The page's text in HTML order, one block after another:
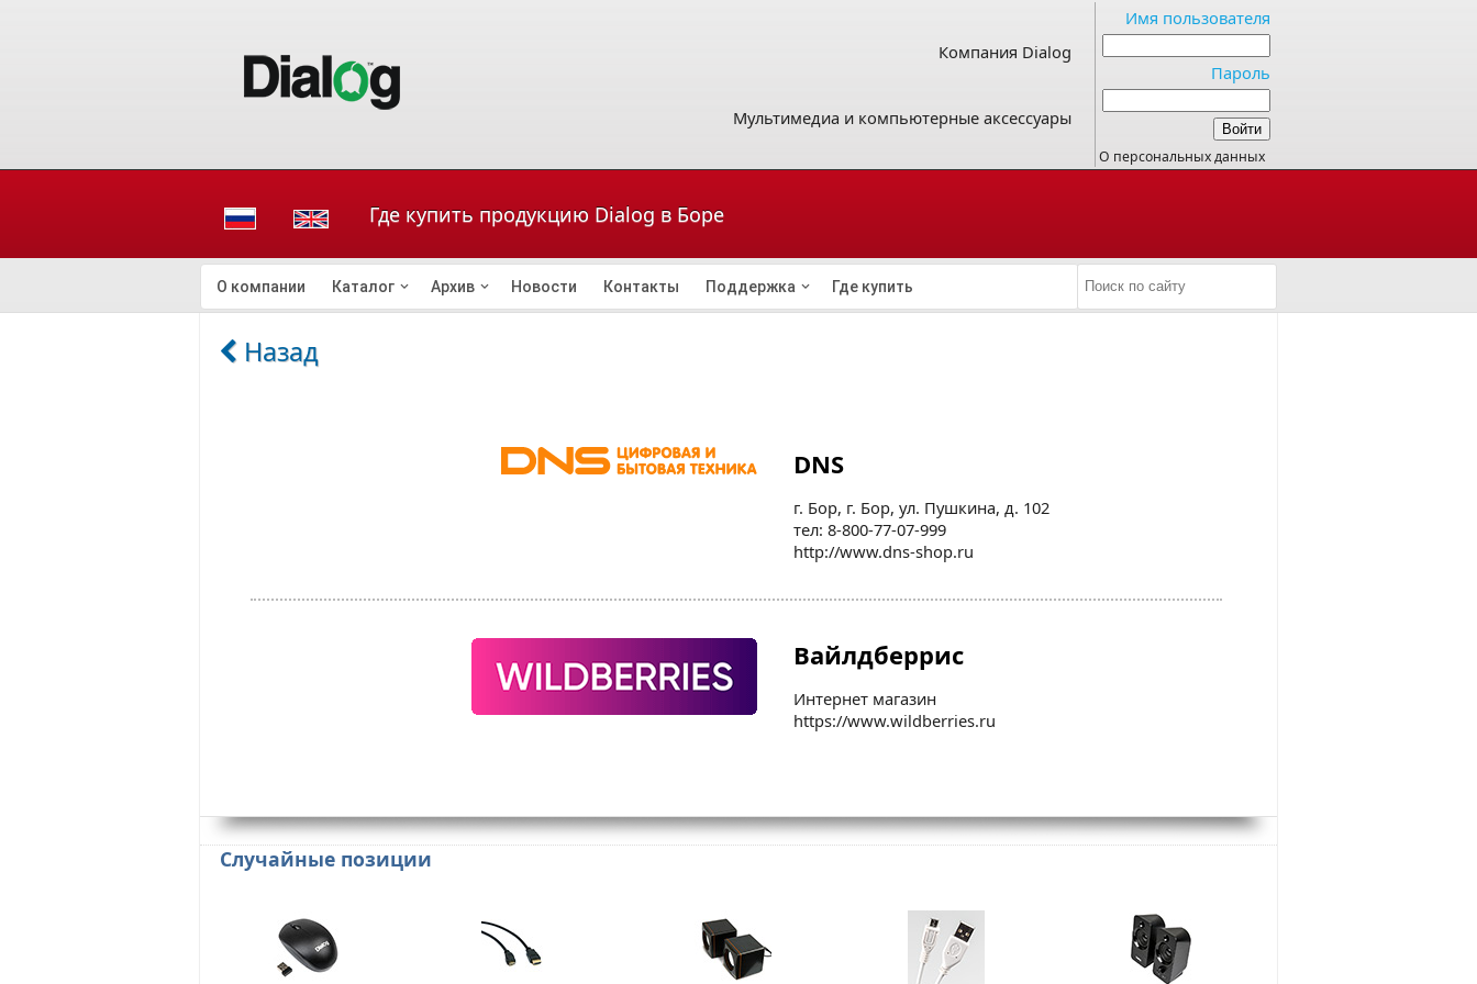
Компания Dialog
Мультимедиа и компьютерные аксессуары
Имя пользователя
Пароль
О персональных данных
Где купить продукцию Dialog в Боре
О компании Каталог Архив Новости Контакты Поддержка Где купить
Назад
DNS
г. Бор, г. Бор, ул. Пушкина, д. 102
тел: 8-800-77-07-999
http://www.dns-shop.ru
Вайлдберрис
Интернет магазин
https://www.wildberries.ru
Случайные позиции